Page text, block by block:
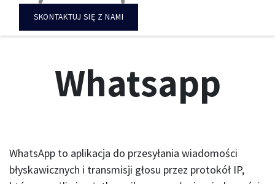
SKONTAKTUJ SIĘ Z NAMI
Whatsapp
WhatsApp to aplikacja do przesyłania wiadomości
błyskawicznych i transmisji głosu przez protokół IP,